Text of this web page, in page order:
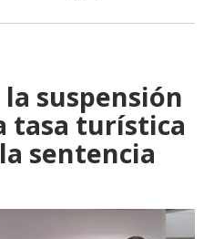
la suspensión
tasa turística
sentencia